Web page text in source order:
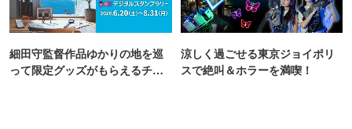
細田守監督作品ゆかりの地を巡
って限定グッズがもらえるチャ
涼しく過ごせる東京ジョイポリ
スで絶叫＆ホラーを満喫！